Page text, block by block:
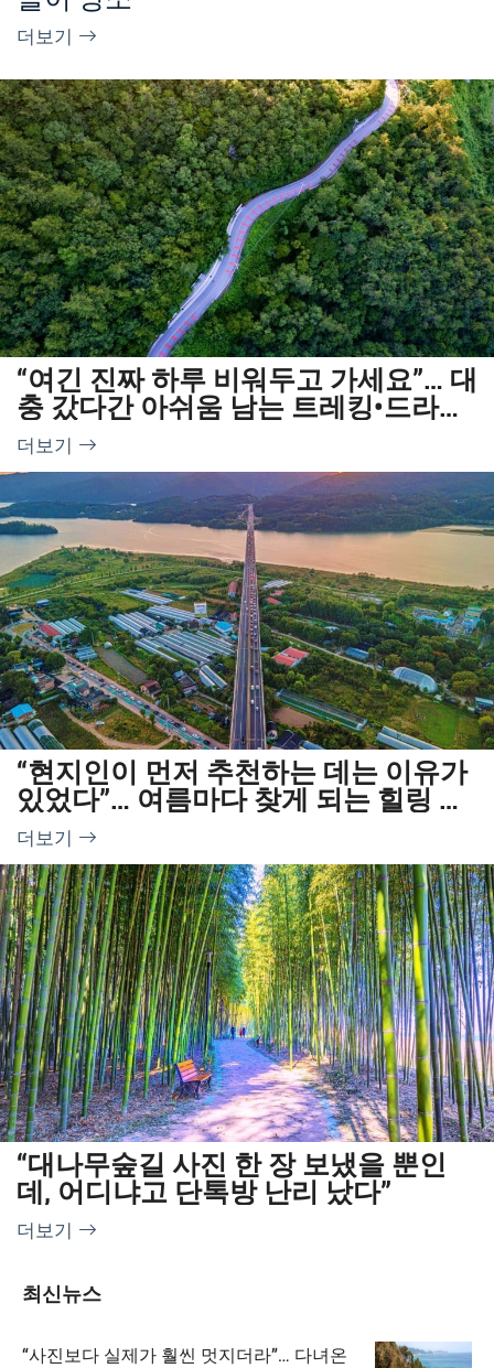
더보기
“여긴 진짜 하루 비워두고 가세요”… 대
충 갔다간 아쉬움 남는 트레킹•드라이
브 여행지
더보기
“현지인이 먼저 추천하는 데는 이유가
있었다”… 여름마다 찾게 되는 힐링 드
라이브 코스
더보기
“대나무숲길 사진 한 장 보냈을 뿐인
데, 어디냐고 단톡방 난리 났다”
더보기
최신뉴스
“사진보다 실제가 훨씬 멋지더라”… 다녀온